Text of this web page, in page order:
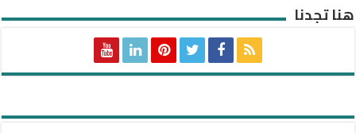
هنا تجدنا